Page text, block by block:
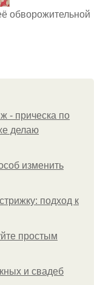
обворожительной
- прическа по
делаю
изменить
подход к
простым
и свадеб